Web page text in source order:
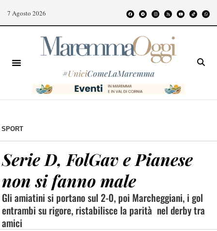
7 Agosto 2026
#UniciComeLaMaremma
SPORT
Serie D, FolGav e Pianese
non si fanno male
Gli amiatini si portano sul 2-0, poi Marcheggiani, i gol
entrambi su rigore, ristabilisce la parità nel derby tra
amici